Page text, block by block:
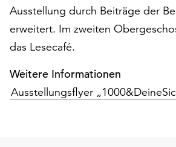
Einstellungen“
zur
Verfügung.
Funktionale
Cookies
auch
Ausstellung durch Beiträge der
erweitert. Im zweiten
das Lesecafé.
Weitere Informationen
Ausstellungsflyer